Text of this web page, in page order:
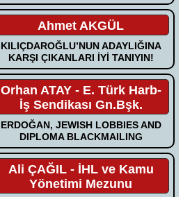
Ahmet AKGÜL
KILIÇDAROĞLU’NUN ADAYLIĞINA
KARŞI ÇIKANLARI İYİ TANIYIN!
Orhan ATAY - E. Türk Harb-
İş Sendikası Gn.Bşk.
ERDOĞAN, JEWISH LOBBIES AND
DIPLOMA BLACKMAILING
Ali ÇAĞIL - İHL ve Kamu
Yönetimi Mezunu